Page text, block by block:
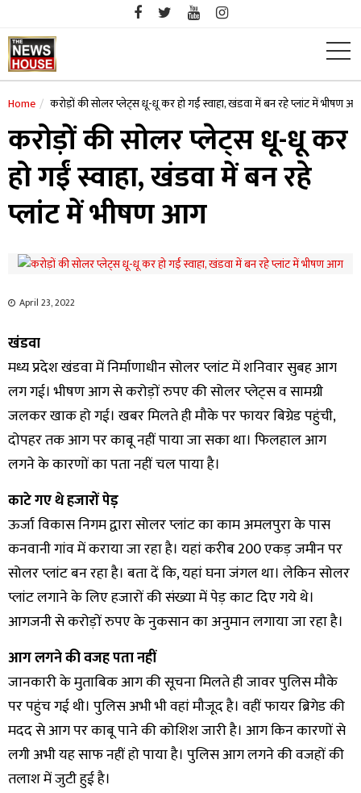
content
Home करोड़ों की सोलर प्लेट्स धू-धू कर हो गईं स्वाहा, खंडवा में बन रहे प्लांट में भीषण
करोड़ों की सोलर प्लेट्स धू-धू कर
हो गईं स्वाहा, खंडवा में बन रहे
प्लांट में भीषण आग
April 23, 2022
खंडवा
मध्य प्रदेश खंडवा में निर्माणाधीन सोलर प्लांट में शनिवार सुबह आग
लग गई। भीषण आग से करोड़ों रुपए की सोलर प्लेट्स व सामग्री
जलकर खाक हो गई। खबर मिलते ही मौके पर फायर बिग्रेड पहुंची,
दोपहर तक आग पर काबू नहीं पाया जा सका था। फिलहाल आग
लगने के कारणों का पता नहीं चल पाया है।
काटे गए थे हजारों पेड़
ऊर्जा विकास निगम द्वारा सोलर प्लांट का काम अमलपुरा के पास
कनवानी गांव में कराया जा रहा है। यहां करीब 200 एकड़ जमीन पर
सोलर प्लांट बन रहा है। बता दें कि, यहां घना जंगल था। लेकिन सोलर
प्लांट लगाने के लिए हजारों की संख्या में पेड़ काट दिए गये थे।
आगजनी से करोड़ों रुपए के नुकसान का अनुमान लगाया जा रहा है।
आग लगने की वजह पता नहीं
जानकारी के मुताबिक आग की सूचना मिलते ही जावर पुलिस मौके
पर पहुंच गई थी। पुलिस अभी भी वहां मौजूद है। वहीं फायर ब्रिगेड की
मदद से आग पर काबू पाने की कोशिश जारी है। आग किन कारणों से
लगी अभी यह साफ नहीं हो पाया है। पुलिस आग लगने की वजहों की
तलाश में जुटी हुई है।